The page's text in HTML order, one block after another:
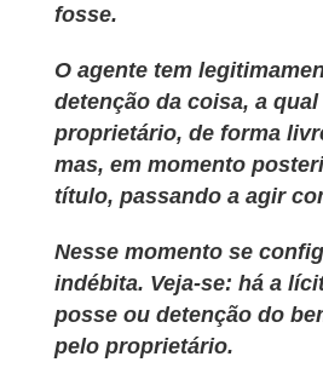
fosse.
O agente tem
detenção da coisa, a
proprietário, de forma
mas, em momento
título, passando a agir
Nesse momento se
indébita. Veja-se: há a
posse ou detenção do
pelo proprietário.